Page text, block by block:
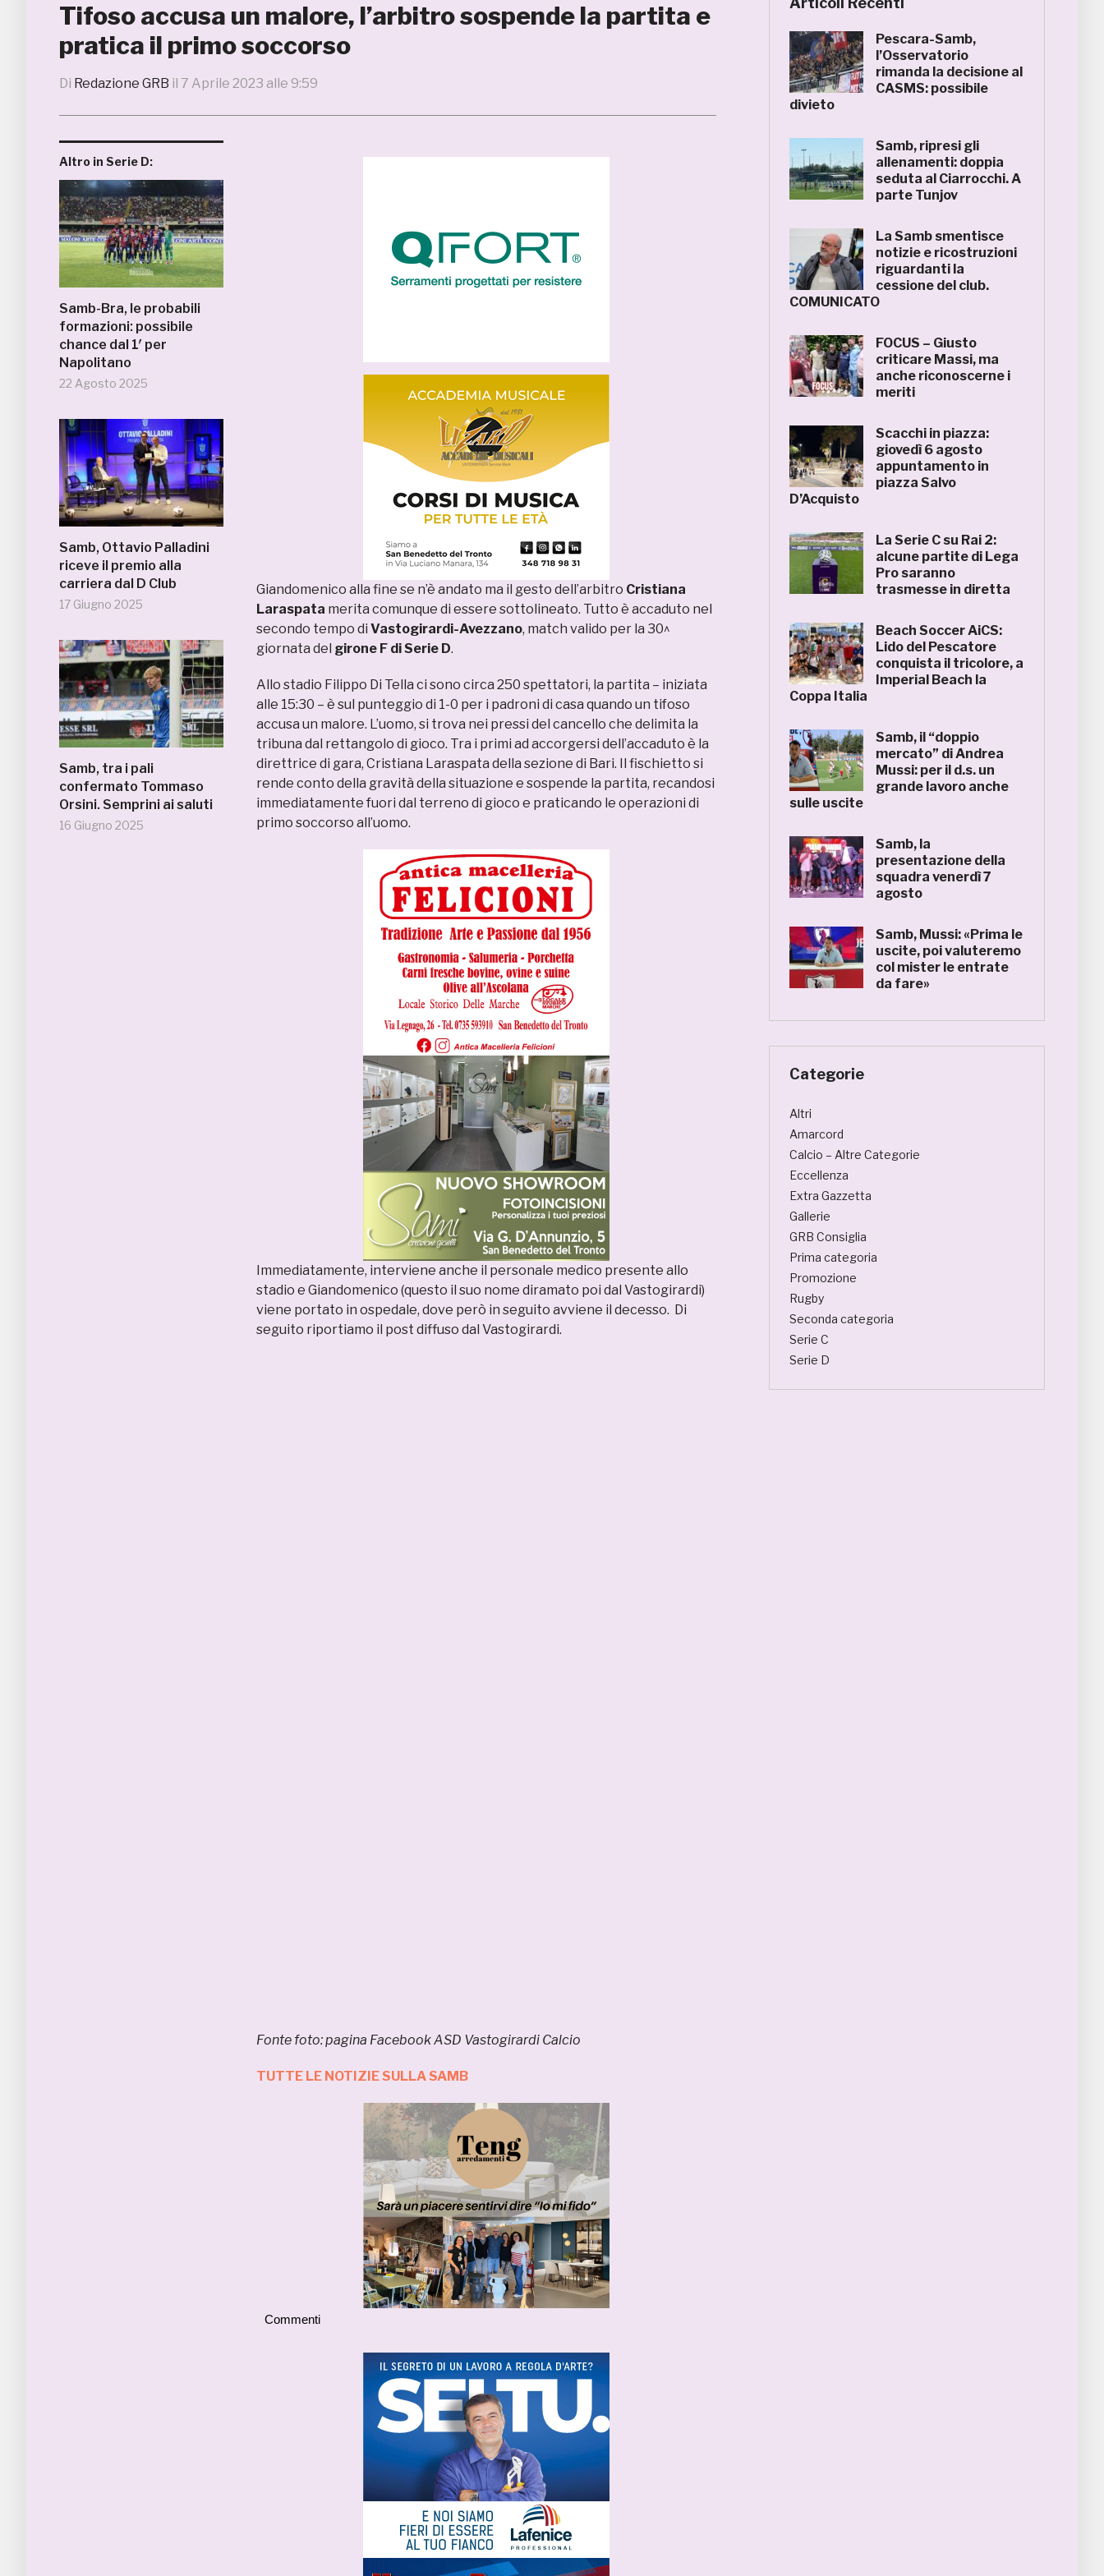
Tifoso accusa un malore, l’arbitro sospende la partita e
pratica il primo soccorso
Di Redazione GRB il 7 Aprile 2023 alle 9:59
Altro in Serie D:
Samb-Bra, le probabili
formazioni: possibile
chance dal 1′ per
Napolitano
22 Agosto 2025
Samb, Ottavio Palladini
riceve il premio alla
carriera dal D Club
17 Giugno 2025
Samb, tra i pali
confermato Tommaso
Orsini. Semprini ai saluti
16 Giugno 2025
Giandomenico alla fine se n’è andato ma il gesto dell’arbitro Cristiana
Laraspata merita comunque di essere sottolineato. Tutto è accaduto nel
secondo tempo di Vastogirardi-Avezzano, match valido per la 30^
giornata del girone F di Serie D.
Allo stadio Filippo Di Tella ci sono circa 250 spettatori, la partita – iniziata
alle 15:30 – è sul punteggio di 1-0 per i padroni di casa quando un tifoso
accusa un malore. L’uomo, si trova nei pressi del cancello che delimita la
tribuna dal rettangolo di gioco. Tra i primi ad accorgersi dell’accaduto è la
direttrice di gara, Cristiana Laraspata della sezione di Bari. Il fischietto si
rende conto della gravità della situazione e sospende la partita, recandosi
immediatamente fuori dal terreno di gioco e praticando le operazioni di
primo soccorso all’uomo.
Immediatamente, interviene anche il personale medico presente allo
stadio e Giandomenico (questo il suo nome diramato poi dal Vastogirardi)
viene portato in ospedale, dove però in seguito avviene il decesso. Di
seguito riportiamo il post diffuso dal Vastogirardi.
Fonte foto: pagina Facebook ASD Vastogirardi Calcio
TUTTE LE NOTIZIE SULLA SAMB
Commenti
Pescara-Samb,
l’Osservatorio
rimanda la decisione al
CASMS: possibile
divieto
Samb, ripresi gli
allenamenti: doppia
seduta al Ciarrocchi. A
parte Tunjov
La Samb smentisce
notizie e ricostruzioni
riguardanti la
cessione del club.
COMUNICATO
FOCUS – Giusto
criticare Massi, ma
anche riconoscerne i
meriti
Scacchi in piazza:
giovedì 6 agosto
appuntamento in
piazza Salvo
D’Acquisto
La Serie C su Rai 2:
alcune partite di Lega
Pro saranno
trasmesse in diretta
Beach Soccer AiCS:
Lido del Pescatore
conquista il tricolore, a
Imperial Beach la
Coppa Italia
Samb, il “doppio
mercato” di Andrea
Mussi: per il d.s. un
grande lavoro anche
sulle uscite
Samb, la
presentazione della
squadra venerdì 7
agosto
Samb, Mussi: «Prima le
uscite, poi valuteremo
col mister le entrate
da fare»
Categorie
Altri
Amarcord
Calcio – Altre Categorie
Eccellenza
Extra Gazzetta
Gallerie
GRB Consiglia
Prima categoria
Promozione
Rugby
Seconda categoria
Serie C
Serie D